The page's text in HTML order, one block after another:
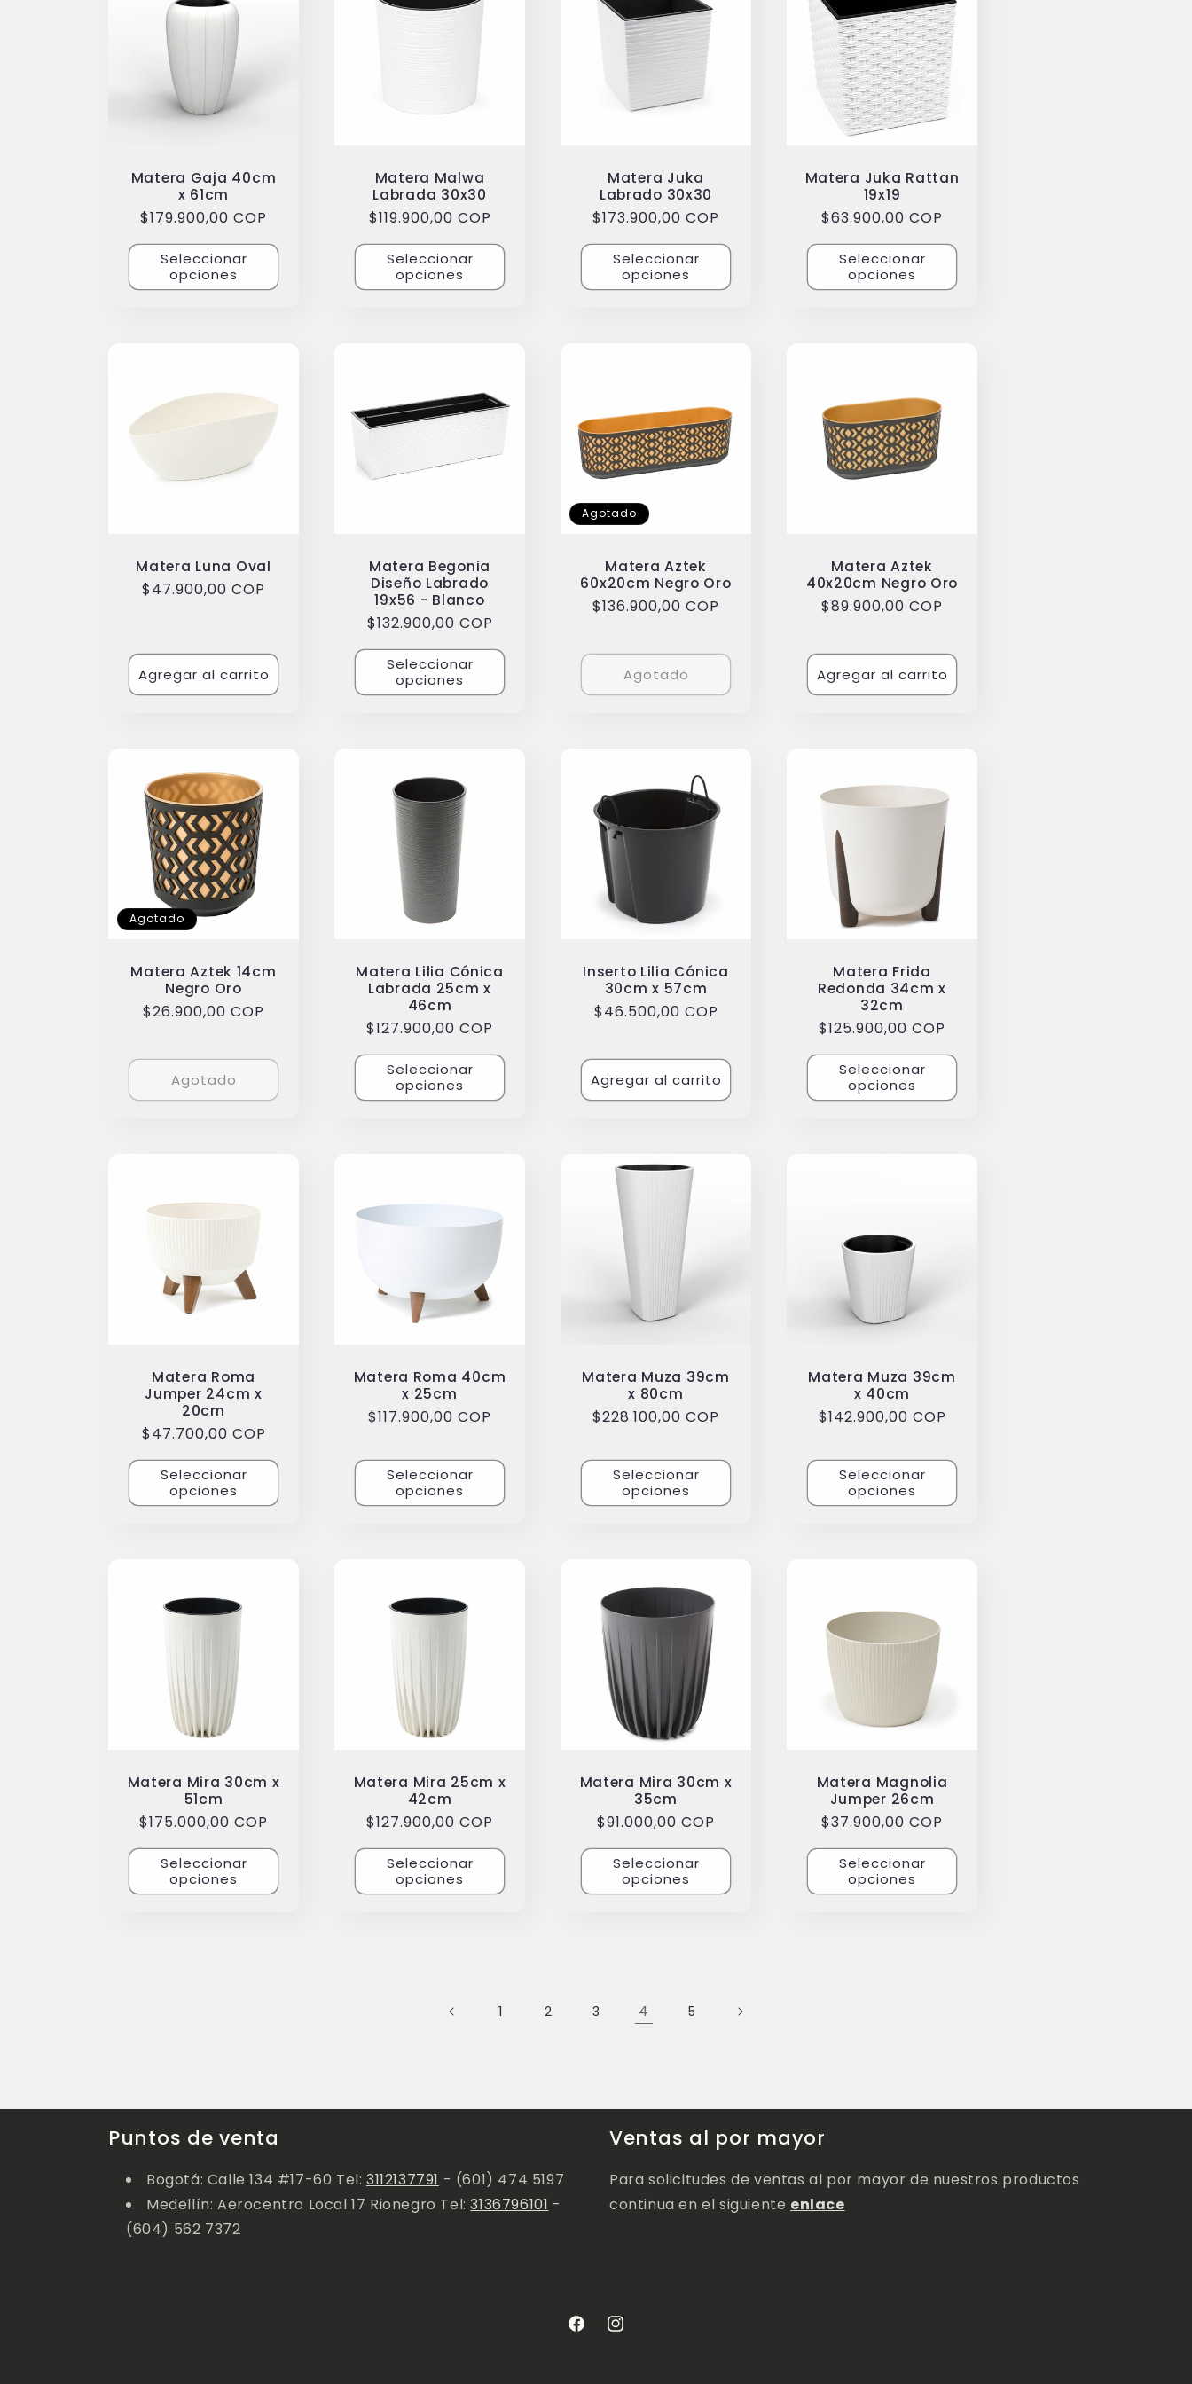
ó
n
Matera Gaja 40cm
x 61cm
Precio
habitual
$179.900,00 COP
Seleccionar
opciones
Matera Malwa
Labrada 30x30
Precio
habitual
$119.900,00 COP
Seleccionar
opciones
Matera Juka
Labrado 30x30
Precio
habitual
$173.900,00 COP
Seleccionar
opciones
Matera Juka Rattan
19x19
Precio
habitual
$63.900,00 COP
Seleccionar
opciones
Matera Luna Oval
Precio
$47.900,00 COP
Agregar al carrito
Matera Begonia
Diseño Labrado
19x56 - Blanco
Precio
habitual
$132.900,00 COP
Seleccionar
opciones
Agotado
Matera Aztek
60x20cm Negro Oro
Precio
$136.900,00 COP
Agotado
Matera Aztek
40x20cm Negro Oro
Precio
$89.900,00 COP
Agregar al carrito
Agotado
Matera Aztek 14cm
Negro Oro
Precio
$26.900,00 COP
Agotado
Matera Lilia Cónica
Labrada 25cm x
46cm
Precio
habitual
$127.900,00 COP
Seleccionar
opciones
Inserto Lilia Cónica
30cm x 57cm
Precio
$46.500,00 COP
Agregar al carrito
Matera Frida
Redonda 34cm x
32cm
Precio
habitual
$125.900,00 COP
Seleccionar
opciones
Matera Roma
Jumper 24cm x
20cm
Precio
habitual
$47.700,00 COP
Seleccionar
opciones
Matera Roma 40cm
x 25cm
Precio
$117.900,00 COP
Seleccionar
opciones
Matera Muza 39cm
x 80cm
Precio
$228.100,00 COP
Seleccionar
opciones
Matera Muza 39cm
x 40cm
Precio
$142.900,00 COP
Seleccionar
opciones
Matera Mira 30cm x
51cm
Precio
habitual
$175.000,00 COP
Seleccionar
opciones
Matera Mira 25cm x
42cm
Precio
habitual
$127.900,00 COP
Seleccionar
opciones
Matera Mira 30cm x
35cm
Precio
habitual
$91.000,00 COP
Seleccionar
opciones
Matera Magnolia
Jumper 26cm
Precio
habitual
$37.900,00 COP
Seleccionar
opciones
1 2 3 4 5
Puntos de venta
Bogotá: Calle 134 #17-60 Tel:3112137791 - (601) 474 5197
Medellín: Aerocentro Local 17 Rionegro Tel:3136796101 -
(604) 562 7372
Ventas al por mayor
Para solicitudes de ventas al por mayor de nuestros productos
continua en el siguiente enlace
FacebookInstagram